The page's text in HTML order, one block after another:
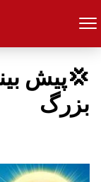
💢پیش
بزرگ